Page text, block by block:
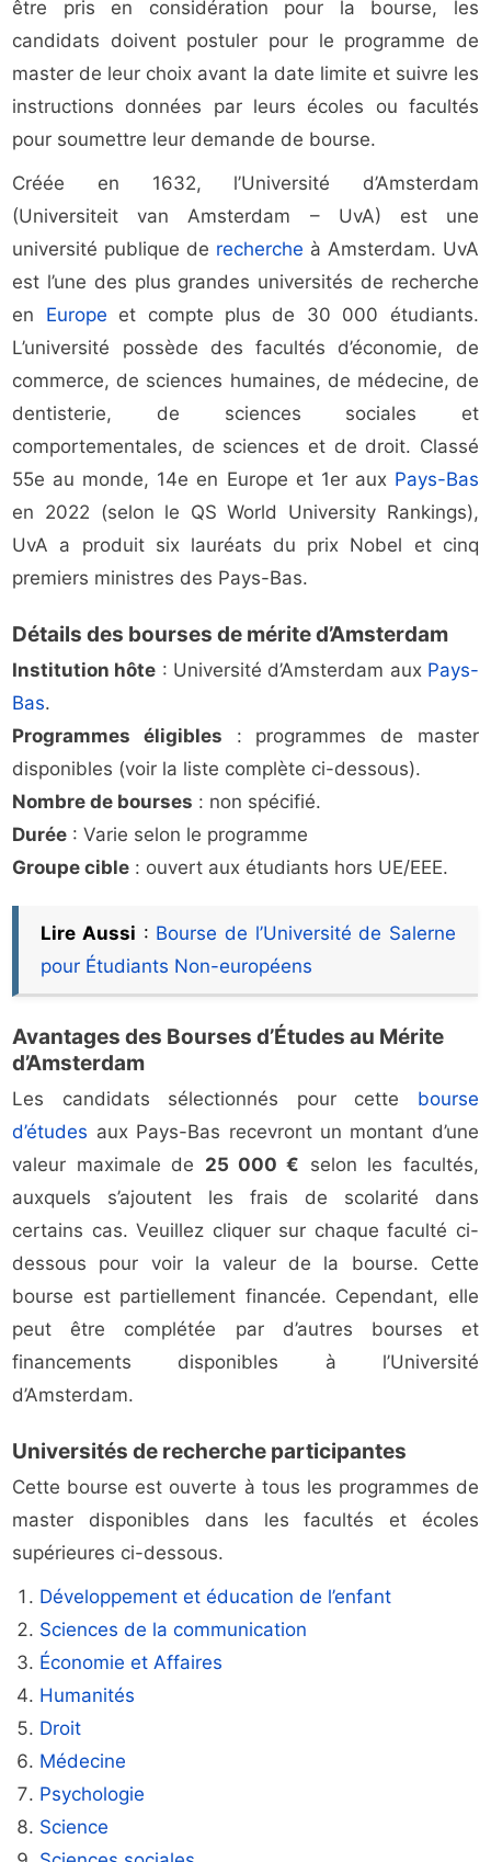
être pris en considération pour la bourse, les
candidats doivent postuler pour le programme de
master de leur choix avant la date limite et suivre les
instructions données par leurs écoles ou facultés
pour soumettre leur demande de bourse.
Créée en 1632, l’Université d’Amsterdam
(Universiteit van Amsterdam – UvA) est une
université publique de recherche à Amsterdam. UvA
est l’une des plus grandes universités de recherche
en Europe et compte plus de 30 000 étudiants.
L’université possède des facultés d’économie, de
commerce, de sciences humaines, de médecine, de
dentisterie, de sciences sociales et
comportementales, de sciences et de droit. Classé
55e au monde, 14e en Europe et 1er aux Pays-Bas
en 2022 (selon le QS World University Rankings),
UvA a produit six lauréats du prix Nobel et cinq
premiers ministres des Pays-Bas.
Détails des bourses de mérite d’Amsterdam
Institution hôte : Université d’Amsterdam aux Pays-
Bas.
Programmes éligibles : programmes de master
disponibles (voir la liste complète ci-dessous).
Nombre de bourses : non spécifié.
Durée : Varie selon le programme
Groupe cible : ouvert aux étudiants hors UE/EEE.
Lire Aussi : Bourse de l’Université de Salerne
pour Étudiants Non-européens
Avantages des Bourses d’Études au Mérite
d’Amsterdam
Les candidats sélectionnés pour cette bourse
d’études aux Pays-Bas recevront un montant d’une
valeur maximale de 25 000 € selon les facultés,
auxquels s’ajoutent les frais de scolarité dans
certains cas. Veuillez cliquer sur chaque faculté ci-
dessous pour voir la valeur de la bourse. Cette
bourse est partiellement financée. Cependant, elle
peut être complétée par d’autres bourses et
financements disponibles à l’Université
d’Amsterdam.
Universités de recherche participantes
Cette bourse est ouverte à tous les programmes de
master disponibles dans les facultés et écoles
supérieures ci-dessous.
Développement et éducation de l’enfant
Sciences de la communication
Économie et Affaires
Humanités
Droit
Médecine
Psychologie
Science